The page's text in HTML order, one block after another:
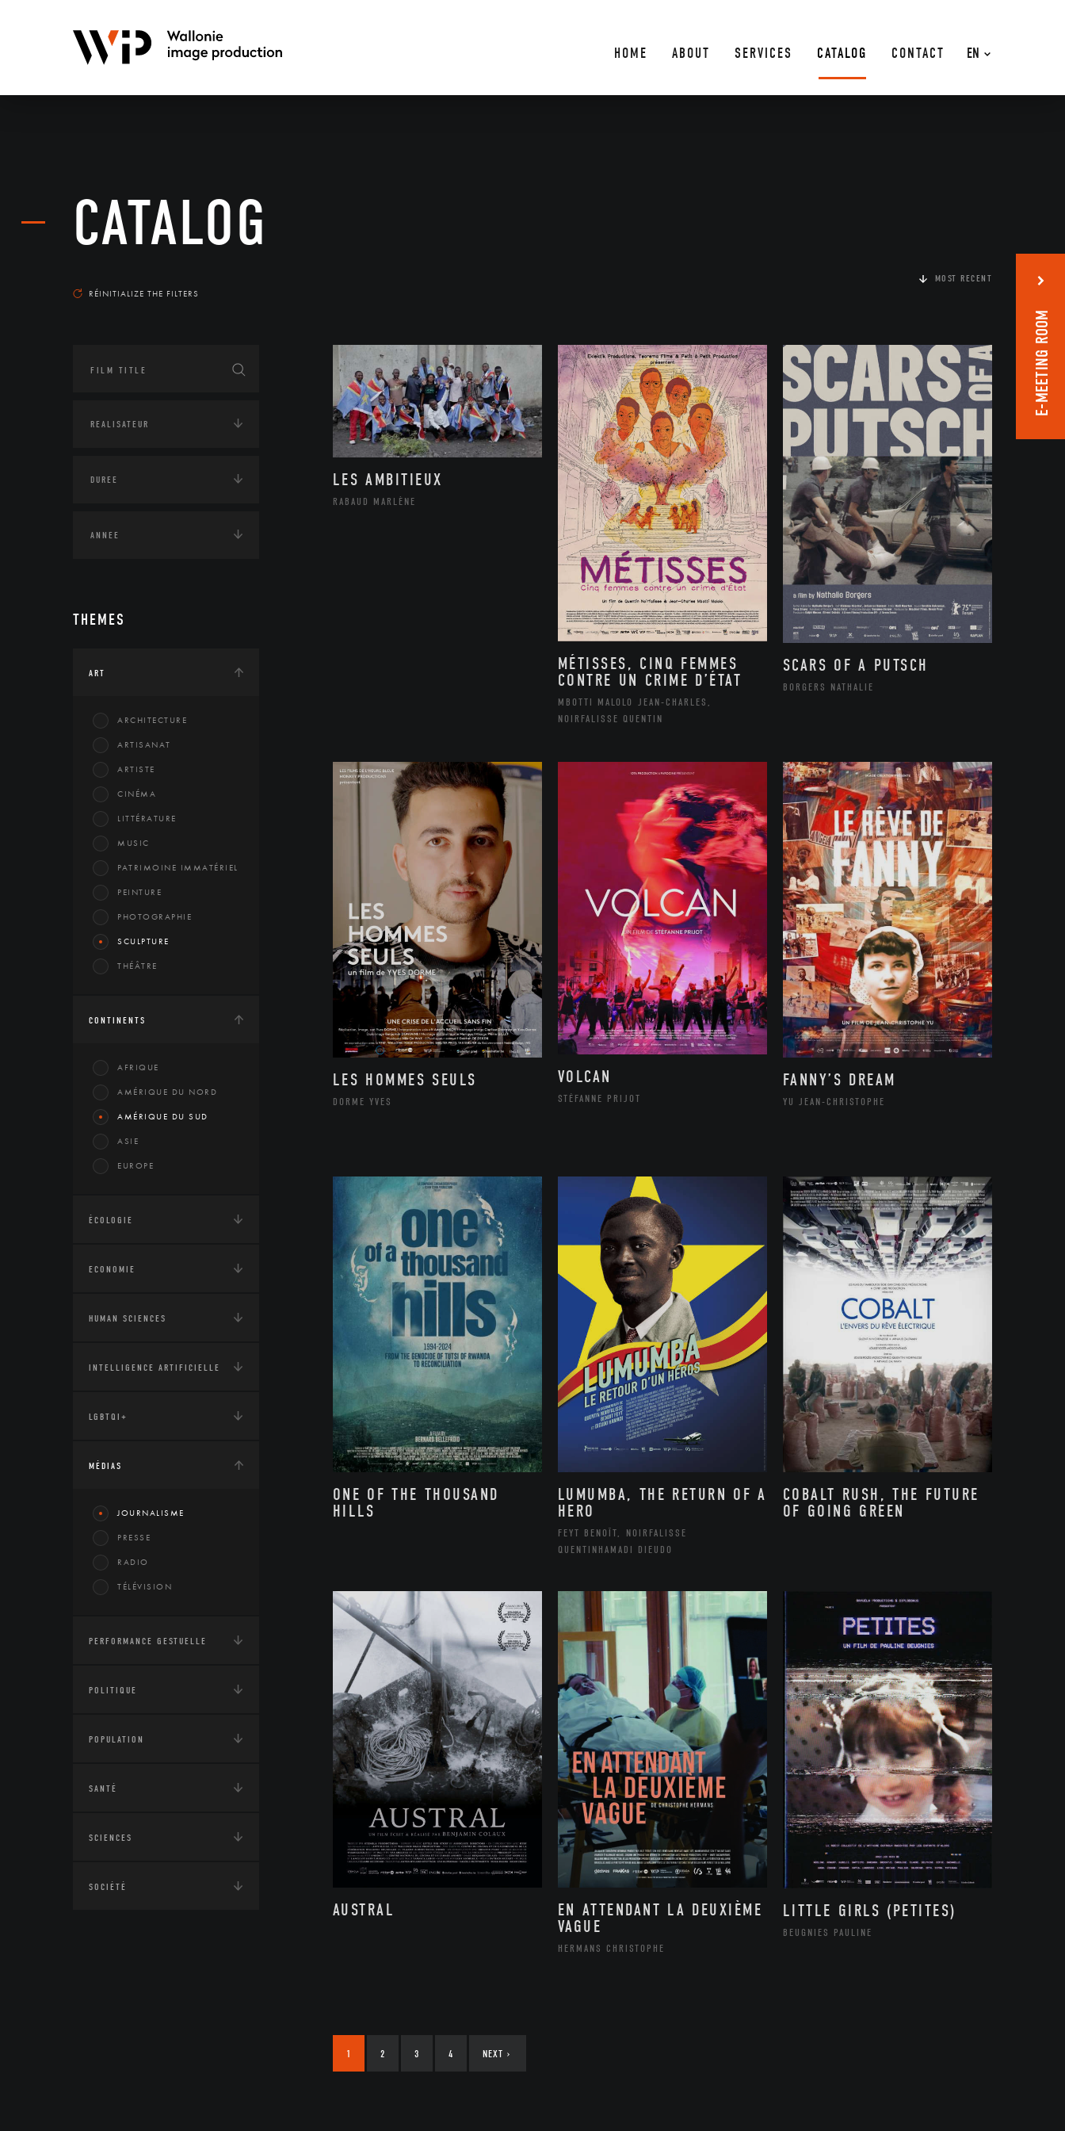
EN
HOME ABOUT SERVICES CATALOG CONTACT
CATALOG
RÉINITIALIZE THE FILTERS
THEMES
ART
ARCHITECTURE
ARTISANAT
ARTISTE
CINÉMA
LITTÉRATURE
MUSIC
PATRIMOINE IMMATÉRIEL
PEINTURE
PHOTOGRAPHIE
SCULPTURE
THÉÂTRE
CONTINENTS
AFRIQUE
AMÉRIQUE DU NORD
AMÉRIQUE DU SUD
ASIE
EUROPE
ÉCOLOGIE
ECONOMIE
HUMAN SCIENCES
INTELLIGENCE ARTIFICIELLE
LGBTQI+
MÉDIAS
JOURNALISME
PRESSE
RADIO
TÉLÉVISION
PERFORMANCE GESTUELLE
POLITIQUE
POPULATION
SANTÉ
SCIENCES
SOCIÉTÉ
MOST RECENT
LES AMBITIEUX
RABAUD MARLÈNE
MÉTISSES, CINQ FEMMES
CONTRE UN CRIME D’ÉTAT
MBOTTI MALOLO JEAN-CHARLES,
NOIRFALISSE QUENTIN
SCARS OF A PUTSCH
BORGERS NATHALIE
LES HOMMES SEULS
DORME YVES
VOLCAN
STÉFANNE PRIJOT
FANNY’S DREAM
YU JEAN-CHRISTOPHE
ONE OF THE THOUSAND
HILLS
LUMUMBA, THE RETURN OF A
HERO
FEYT BENOÎT, NOIRFALISSE
QUENTINHAMADI DIEUDO
COBALT RUSH, THE FUTURE
OF GOING GREEN
AUSTRAL
EN ATTENDANT LA DEUXIÈME
VAGUE
HERMANS CHRISTOPHE
LITTLE GIRLS (PETITES)
BEUGNIES PAULINE
1 2 3 4 NEXT ›
E-MEETING ROOM